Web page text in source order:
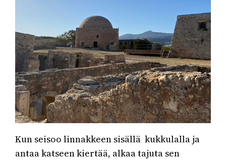
Kun seisoo linnakkeen sisällä kukkulalla ja
antaa katseen kiertää, alkaa tajuta sen